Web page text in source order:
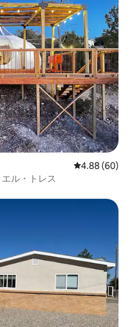
レビュー60件
4.88 (60)
ル・トレス